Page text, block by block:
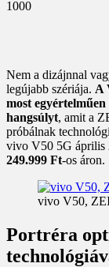
1000
Nem a dizájnnal
legújabb szériája. A
most
hangsúlyt, amit a
próbálnak
vivo V50 5G április
249.999 Ft-os áron.
vivo V50,
Portréra